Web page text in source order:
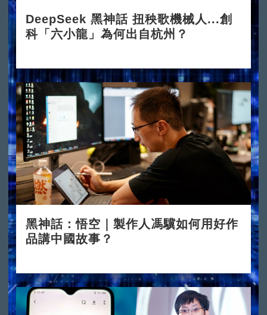
DeepSeek 黑神話 扭秧歌機械人...創
科「六小龍」為何出自杭州？
黑神話：悟空｜製作人馮驥如何用好作
品講中國故事？